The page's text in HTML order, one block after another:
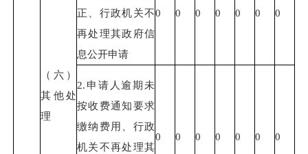
（六）
其他处
理
正、行政机关不
再处理其政府信
息公开申请
0 0 0 0 0 0 0
2.申请人逾期未
按收费通知要求
缴纳费用、行政
机关不再处理其
0 0 0 0 0 0 0